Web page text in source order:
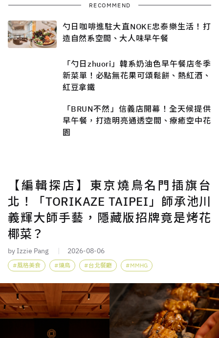
RECOMMEND
勺日咖啡進駐大直NOKE忠泰樂生活！打
造自然系空間、大人味早午餐
「勺日zhuori」韓系奶油色早午餐店冬季
新菜單！必點無花果可頌鬆餅、熱紅酒、
紅豆拿鐵
「BRUN不然」信義店開幕！全天候提供
早午餐，打造明亮通透空間、療癒空中花
園
【編輯探店】東京燒鳥名門插旗台
北！「TORIKAZE TAIPEI」師承池川
義輝大師手藝，隱藏版招牌竟是烤花
椰菜？
by Izzie Pang 2026-08-06
風格美食 燒鳥 台北餐廳 MMHG